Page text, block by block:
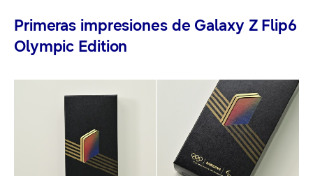
Primeras impresiones de Galaxy Z Flip6
Olympic Edition